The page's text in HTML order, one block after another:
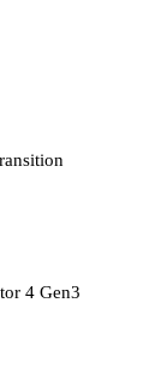
4 Gen3